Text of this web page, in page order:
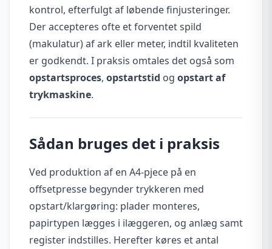
kontrol, efterfulgt af løbende finjusteringer.
Der accepteres ofte et forventet spild
(makulatur) af ark eller meter, indtil kvaliteten
er godkendt. I praksis omtales det også som
opstartsproces, opstartstid og opstart af
trykmaskine.
Sådan bruges det i praksis
Ved produktion af en A4-pjece på en
offsetpresse begynder trykkeren med
opstart/klargøring: plader monteres,
papirtypen lægges i ilæggeren, og anlæg samt
register indstilles. Herefter køres et antal